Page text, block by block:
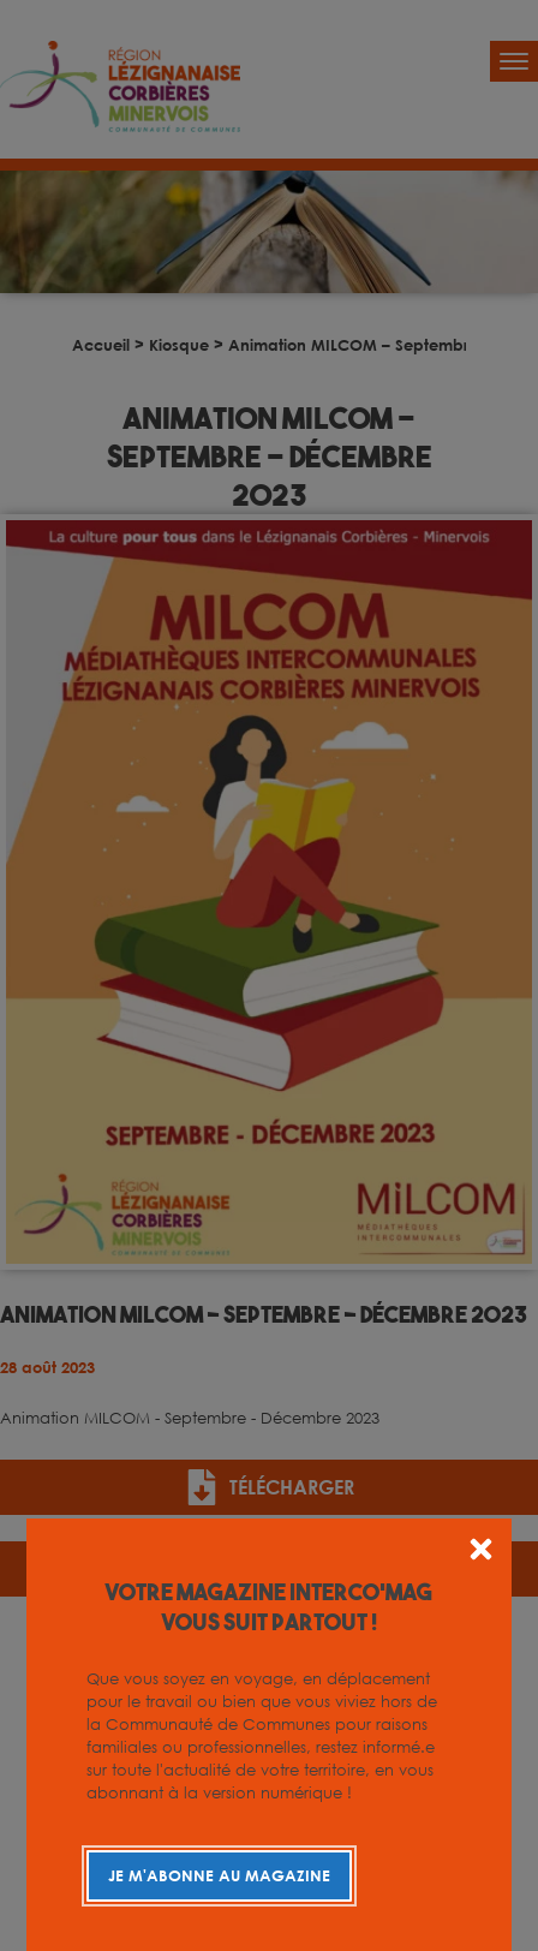
Accueil > Kiosque > Animation MILCOM – Septembre –
Animation MILCOM –
Septembre – Décembre
2023
Animation MILCOM - Septembre - Décembre 2023
28 août 2023
Animation MILCOM - Septembre - Décembre 2023
TÉLÉCHARGER
Votre magazine INTERCO'MAG
vous suit partout !
Que vous soyez en voyage, en déplacement
pour le travail ou bien que vous viviez hors de
la Communauté de Communes pour raisons
familiales ou professionnelles, restez informé.e
sur toute l'actualité de votre territoire, en vous
abonnant à la version numérique !
JE M'ABONNE AU MAGAZINE